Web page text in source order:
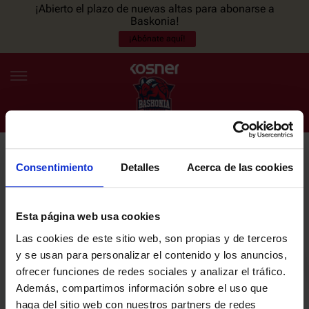
Consentimiento Detalles Acerca de las cookies
Esta página web usa cookies
Las cookies de este sitio web, son propias y de terceros
y se usan para personalizar el contenido y los anuncios,
ofrecer funciones de redes sociales y analizar el tráfico.
Además, compartimos información sobre el uso que
haga del sitio web con nuestros partners de redes
¡Abierto el plazo de nuevas altas para abonarse a
Baskonia!
¡Abónate aquí!
ES EU
NOTICIAS
PLANTILLA
ENTRADAS
NEWSLETTER
últimas noticias y promociones del club.
Email
He leído y acepto laPolítica de privacidaddel SASKI BASKONIA